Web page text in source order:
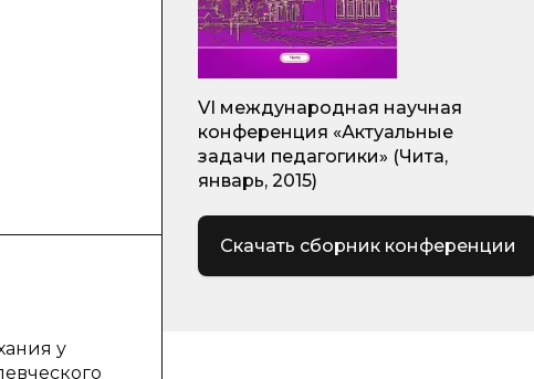
у
VI международная научная
конференция «Актуальные
задачи педагогики» (Чита,
январь, 2015)
Скачать сборник конференции